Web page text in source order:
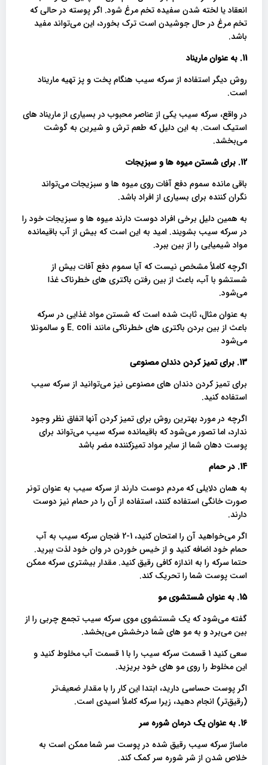
انعقاد یا لخته شدن سفیده تخم مرغ شود. اگر پوسته در حالی که
تخم مرغ در حال جوشیدن است ترک بخورد، این می‌تواند مفید
باشد.
11. به عنوان ماریناد
روش دیگر استفاده از سرکه سیب هنگام پخت و پز تهیه ماریناد
است.
در واقع، سرکه سیب یکی از عناصر محبوب در بسیاری از ماریناد های
استیک است. به این دلیل که طعم ترش و شیرین به گوشت
می‌بخشد.
12. برای شستن میوه ها و سبزیجات
باقی مانده سموم دفع آفات روی میوه ها و سبزیجات می‌تواند
نگران کننده برای بسیاری از افراد باشد.
به همین دلیل برخی افراد دوست دارند میوه ها و سبزیجات خود را
در سرکه سیب بشویند. امید به این است که بیش از آب باقیمانده
مواد شیمیایی را از بین ببرد.
اگرچه کاملاً مشخص نیست که آیا سموم دفع آفات بیش از
شستشو با آب، باعث از بین رفتن باکتری های خطرناک غذا
می‌شود.
به عنوان مثال، ثابت شده است که شستن مواد غذایی در سرکه
باعث از بین بردن باکتری های خطرناکی مانند E. coli و سالمونلا
می‌شود
13. برای تمیز کردن دندان مصنوعی
برای تمیز کردن دندان های مصنوعی نیز می‌توانید از سرکه سیب
استفاده کنید.
اگرچه در مورد بهترین روش برای تمیز کردن آنها اتفاق نظر وجود
ندارد، اما تصور می‌شود که باقیمانده سرکه سیب می‌تواند برای
پوست دهان شما از سایر مواد تمیزکننده مضر باشد
14. در حمام
به همان دلایلی که مردم دوست دارند از سرکه سیب به عنوان تونر
صورت خانگی استفاده کنند، استفاده از آن را در حمام نیز دوست
دارند.
اگر می‌خواهید آن را امتحان کنید، 1-2 فنجان سرکه سیب به آب
حمام خود اضافه کنید و از خیس خوردن در وان خود لذت ببرید.
حتما سرکه را به اندازه کافی رقیق کنید. مقدار بیشتری سرکه ممکن
است پوست شما را تحریک کند.
15. به عنوان شستشوی مو
گفته می‌شود که یک شستشوی موی سرکه سیب تجمع چربی را از
بین می‌برد و به مو های شما درخشش می‌بخشد.
سعی کنید 1 قسمت سرکه سیب را با 1 قسمت آب مخلوط کنید و
این مخلوط را روی مو های خود بریزید.
اگر پوست حساسی دارید، ابتدا این کار را با مقدار ضعیف‌تر
(رقیق‌تر) انجام دهید، زیرا سرکه کاملاً اسیدی است.
16. به عنوان یک درمان شوره سر
ماساژ سرکه سیب رقیق شده در پوست سر شما ممکن است به
خلاص شدن از شر شوره سر کمک کند.